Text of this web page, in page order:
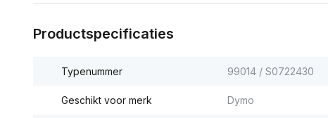
Productspecificaties
Typenummer 99014 / S0722430
Geschikt voor merk Dymo